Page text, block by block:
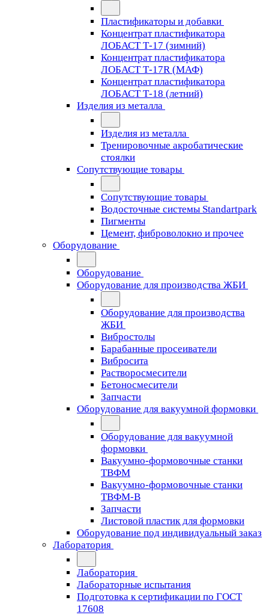
Пластификаторы и добавки
Концентрат пластификатора
ЛОБАСТ Т-17 (зимний)
Концентрат пластификатора
ЛОБАСТ Т-17R (МАФ)
Концентрат пластификатора
ЛОБАСТ Т-18 (летний)
Изделия из металла
Изделия из металла
Тренировочные акробатические
стоялки
Сопутствующие товары
Сопутствующие товары
Водосточные системы Standartpark
Пигменты
Цемент, фиброволокно и прочее
Оборудование
Оборудование
Оборудование для производства ЖБИ
Оборудование для производства
ЖБИ
Вибростолы
Барабанные просеиватели
Вибросита
Растворосмесители
Бетоносмесители
Запчасти
Оборудование для вакуумной формовки
Оборудование для вакуумной
формовки
Вакуумно-формовочные станки
ТВФМ
Вакуумно-формовочные станки
ТВФМ-В
Запчасти
Листовой пластик для формовки
Оборудование под индивидуальный заказ
Лаборатория
Лаборатория
Лабораторные испытания
Подготовка к сертификации по ГОСТ
17608